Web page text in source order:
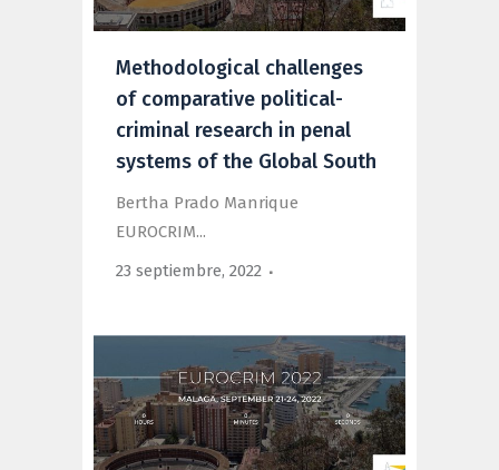
Methodological challenges
of comparative political-
criminal research in penal
systems of the Global South
Bertha Prado Manrique
EUROCRIM...
23 septiembre, 2022